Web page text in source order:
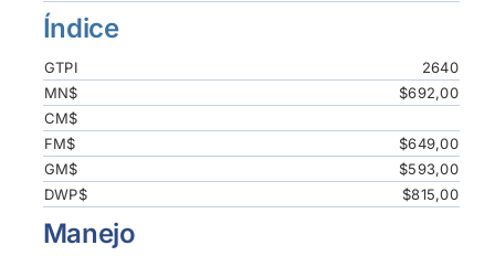
Índice
GTPI
2640
MN$
$692,00
CM$
FM$
$649,00
GM$
$593,00
DWP$
$815,00
Manejo